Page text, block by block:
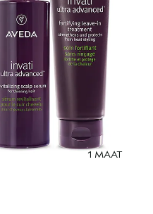
1 MAAT